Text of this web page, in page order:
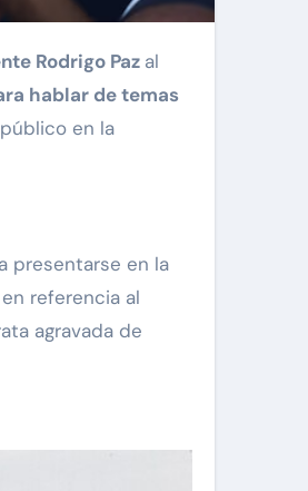
Rodrigo Paz al
hablar de temas
en la
presentarse en la
en referencia al
agravada de